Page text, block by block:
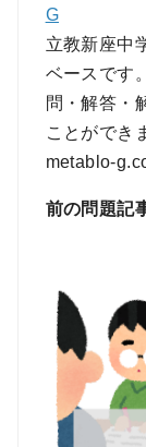
G
立教新座中
ベースです
問・解答・
ことができ
metablo-
前の問題記